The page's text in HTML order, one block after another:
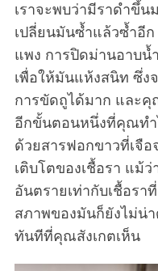
เราจะพบว่ามีราดำขึ้น
เปลี่ยนมันซ้ำแล้วซ้ำอี
แพง การปิดม่านอาบน้
เพื่อให้มันแห้งสนิท ซึ่ง
การขัดถูได้มาก และ
อีกขั้นตอนหนึ่งที่คุณทำ
ด้วยสารฟอกขาวที่เจือ
เติบโตของเชื้อรา แม้ว่
อันตรายเท่ากับเชื้อร
สภาพของมันก็ยังไม่น่
ทันทีที่คุณสังเกตเห็น
S
a
r
c
h
f
o
r